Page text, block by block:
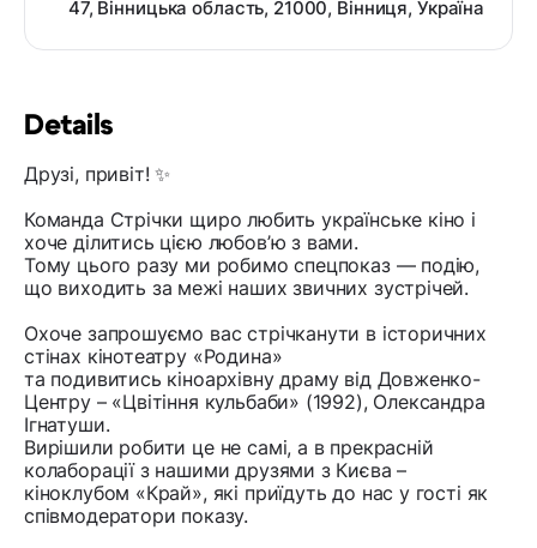
Details
Друзі, привіт! ✨
Команда Стрічки щиро любить українське кіно і
хоче ділитись цією любов’ю з вами.
Тому цього разу ми робимо спецпоказ — подію,
що виходить за межі наших звичних зустрічей.
Охоче запрошуємо вас стрічканути в історичних
стінах кінотеатру «Родина»
та подивитись кіноархівну драму від Довженко-
Центру – «Цвітіння кульбаби» (1992), Олександра
Ігнатуши.
Вирішили робити це не самі, а в прекрасній
колаборації з нашими друзями з Києва –
кіноклубом «Край», які приїдуть до нас у гості як
співмодератори показу.
47, Вінницька область, 21000, Вінниця, Україна